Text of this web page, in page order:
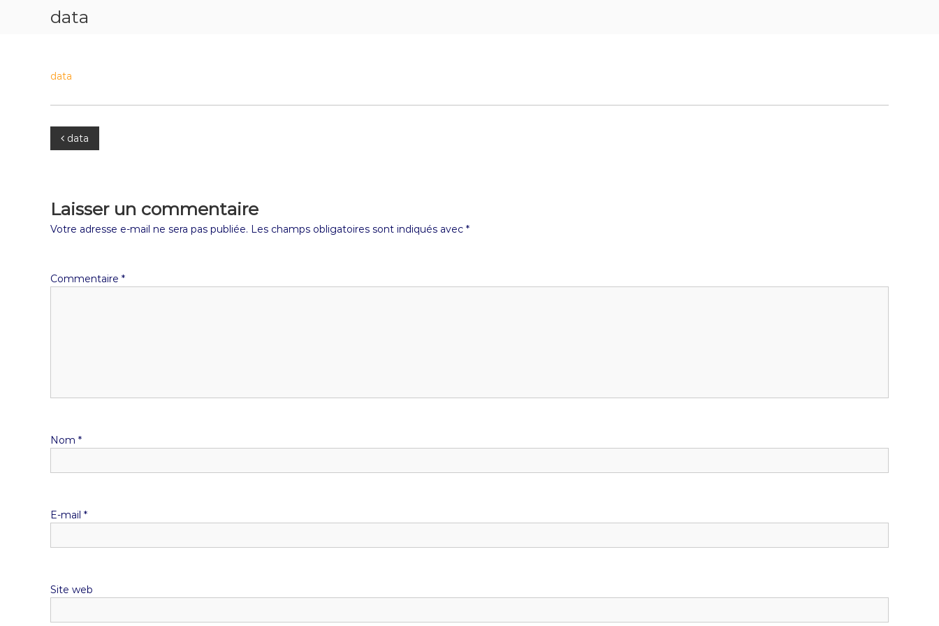
data
data
data
Laisser un commentaire
Votre adresse e-mail ne sera pas publiée. Les champs obligatoires sont indiqués avec *
Commentaire *
Nom *
E-mail *
Site web